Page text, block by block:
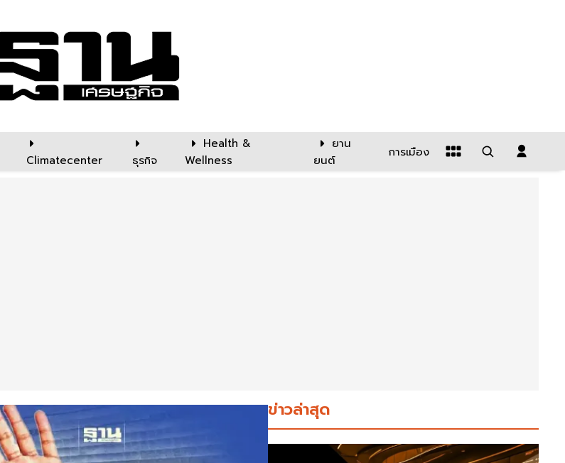
Climatecenter ธุรกิจ
Health &
Wellness
ยาน
ยนต์
การเมือง
ข่าวล่าสุด